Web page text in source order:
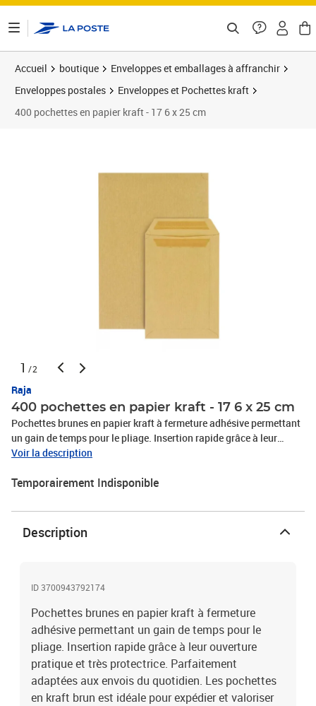
Accueil boutique
Enveloppes et emballages à affranchir
Enveloppes postales
Enveloppes et Pochettes kraft
400 pochettes en papier kraft - 17 6 x 25 cm
1 /2
Raja
400 pochettes en papier kraft - 17 6 x 25 cm
Pochettes brunes en papier kraft à fermeture adhésive permettant
un gain de temps pour le pliage. Insertion rapide grâce à leur
ouverture pratique et très protectrice. Parfaitement adaptées aux
expédier et valoriser des envois de qualité en toute sécurité aux
cm
Voir la description
Temporairement Indisponible
Description
ID 3700943792174
Pochettes brunes en papier kraft à fermeture
adhésive permettant un gain de temps pour le
pliage. Insertion rapide grâce à leur ouverture
pratique et très protectrice. Parfaitement
adaptées aux envois du quotidien. Les pochettes
en kraft brun est idéale pour expédier et valoriser